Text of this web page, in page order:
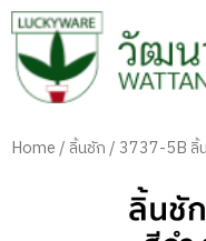
Home/ ลิ้นชัก/ 3737-5B ลิ้